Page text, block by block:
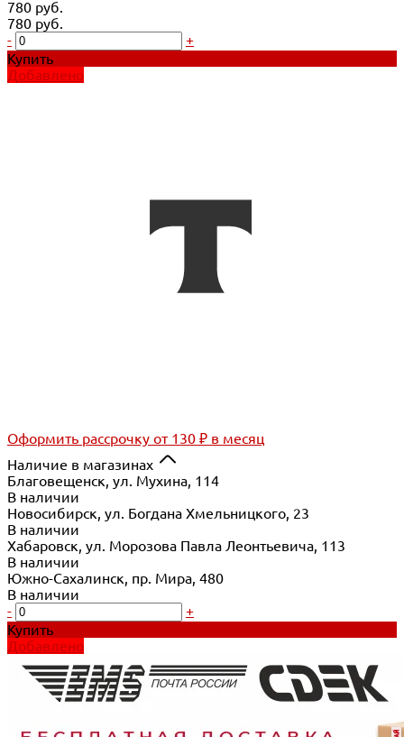
780 руб.
780 руб.
-
+
Купить
Добавлено
Оформить рассрочку от 130 ₽ в месяц
Наличие в магазинах
Благовещенск, ул. Мухина, 114
В наличии
Новосибирск, ул. Богдана Хмельницкого, 23
В наличии
Хабаровск, ул. Морозова Павла Леонтьевича, 113
В наличии
Южно-Сахалинск, пр. Мира, 480
В наличии
-
+
Купить
Добавлено